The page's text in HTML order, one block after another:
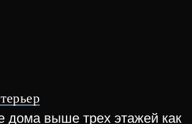
дома выше трех этажей как